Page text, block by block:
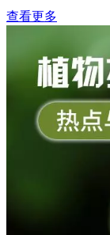
查看更多